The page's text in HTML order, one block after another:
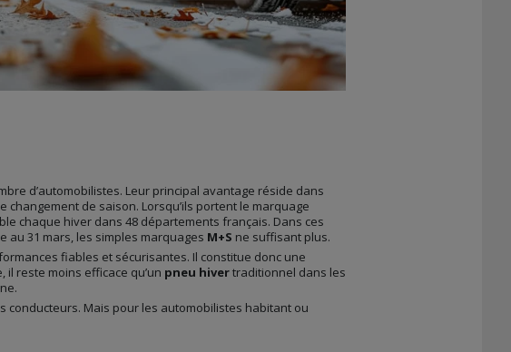
d’automobilistes. Leur principal avantage réside dans
de saison. Lorsqu’ils portent le marquage
chaque hiver dans 48 départements français. Dans ces
au 31 mars, les simples marquages M+S ne suffisant plus.
fiables et sécurisantes. Il constitue donc une
reste moins efficace qu’un pneu hivertraditionnel dans les
conducteurs. Mais pour les automobilistes habitant ou